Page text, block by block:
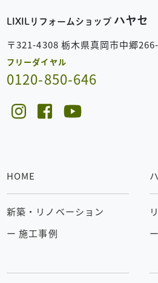
LIXILリフォームショップ ハヤセ
〒321-4308 栃木県真岡市中郷
フリーダイヤル
0120-850-646
HOME
新築・リノベーション
ー 施工事例